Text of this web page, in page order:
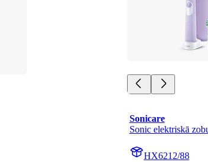
Sonicare
Sonic elektriskā
HX6212/88